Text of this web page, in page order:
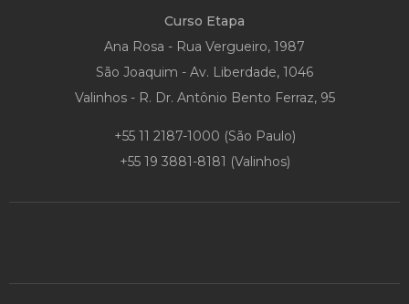
Curso Etapa
Ana Rosa - Rua Vergueiro, 1987
São Joaquim - Av. Liberdade, 1046
Valinhos - R. Dr. Antônio Bento Ferraz, 95
+55 11 2187-1000 (São Paulo)
+55 19 3881-8181 (Valinhos)